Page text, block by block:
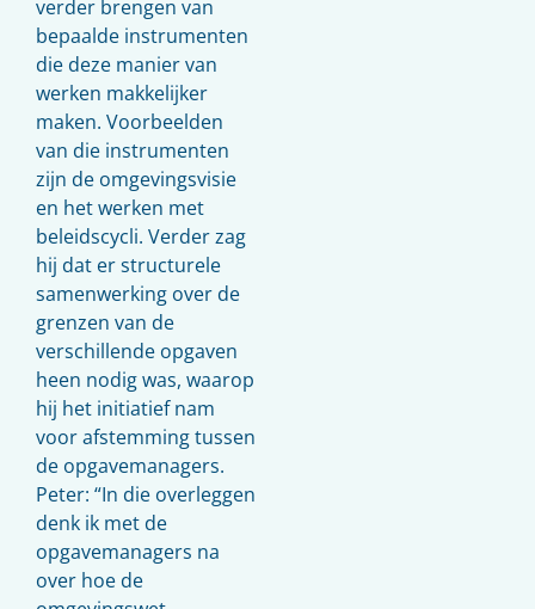
verder brengen van
bepaalde instrumenten
die deze manier van
werken makkelijker
maken. Voorbeelden
van die instrumenten
zijn de omgevingsvisie
en het werken met
beleidscycli. Verder zag
hij dat er structurele
samenwerking over de
grenzen van de
verschillende opgaven
heen nodig was, waarop
hij het initiatief nam
voor afstemming tussen
de opgavemanagers.
Peter: “In die overleggen
denk ik met de
opgavemanagers na
over hoe de